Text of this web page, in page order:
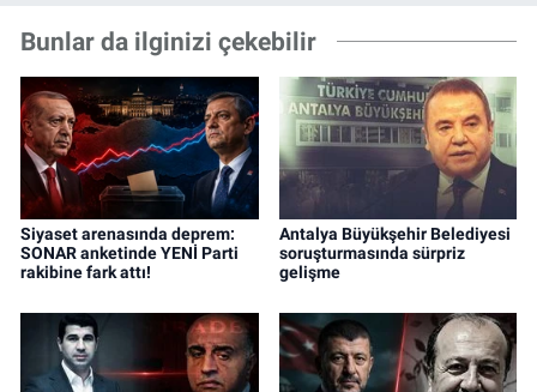
Bunlar da ilginizi çekebilir
Siyaset arenasında deprem:
SONAR anketinde YENİ Parti
rakibine fark attı!
Antalya Büyükşehir Belediyesi
soruşturmasında sürpriz
gelişme